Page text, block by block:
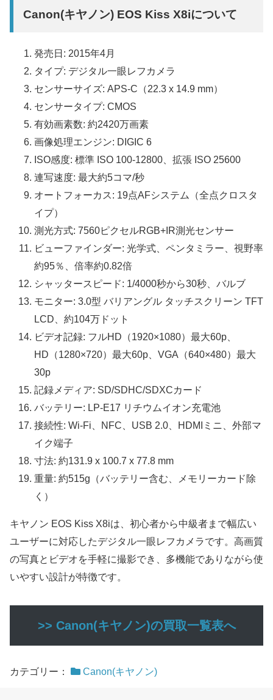
Canon(キヤノン) EOS Kiss X8iについて
発売日: 2015年4月
タイプ: デジタル一眼レフカメラ
センサーサイズ: APS-C（22.3 x 14.9 mm）
センサータイプ: CMOS
有効画素数: 約2420万画素
画像処理エンジン: DIGIC 6
ISO感度: 標準 ISO 100-12800、拡張 ISO 25600
連写速度: 最大約5コマ/秒
オートフォーカス: 19点AFシステム（全点クロスタ
イプ）
測光方式: 7560ピクセルRGB+IR測光センサー
ビューファインダー: 光学式、ペンタミラー、視野率
約95％、倍率約0.82倍
シャッタースピード: 1/4000秒から30秒、バルブ
モニター: 3.0型 バリアングル タッチスクリーン TFT
LCD、約104万ドット
ビデオ記録: フルHD（1920×1080）最大60p、
HD（1280×720）最大60p、VGA（640×480）最大
30p
記録メディア: SD/SDHC/SDXCカード
バッテリー: LP-E17 リチウムイオン充電池
接続性: Wi-Fi、NFC、USB 2.0、HDMIミニ、外部マ
イク端子
寸法: 約131.9 x 100.7 x 77.8 mm
重量: 約515g（バッテリー含む、メモリーカード除
く）
キヤノン EOS Kiss X8iは、初心者から中級者まで幅広い
ユーザーに対応したデジタル一眼レフカメラです。高画質
の写真とビデオを手軽に撮影でき、多機能でありながら使
いやすい設計が特徴です。
>> Canon(キヤノン)の買取一覧表へ
カテゴリー： Canon(キヤノン)